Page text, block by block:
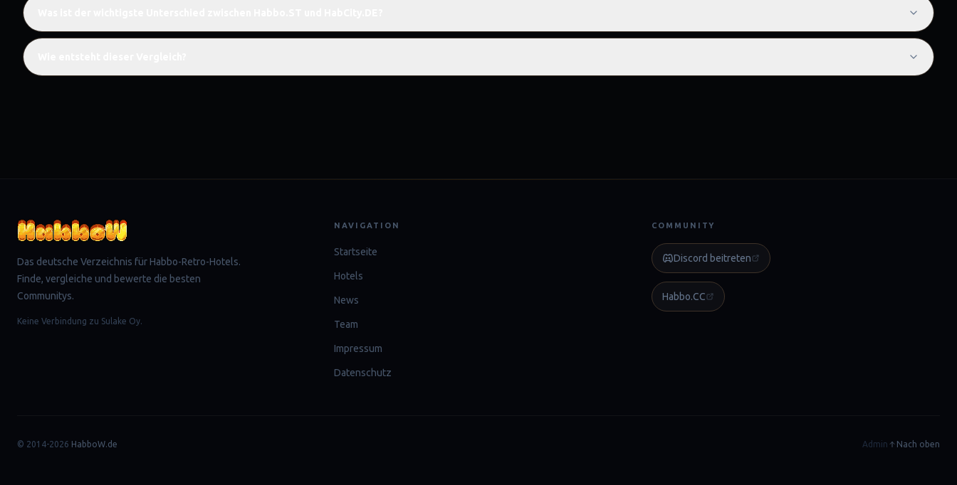
Das deutsche Verzeichnis für Habbo-Retro-Hotels.
Finde, vergleiche und bewerte die besten
Communitys.
Keine Verbindung zu Sulake Oy.
NAVIGATION
Startseite
Hotels
News
Team
Impressum
Datenschutz
COMMUNITY
Discord beitreten
Habbo.CC
© 2014-2026 HabboW.de Admin Nach oben